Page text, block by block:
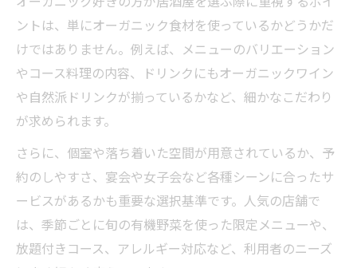
ントは、単にオーガニック食材を使っているかどうかだ
けではありません。例えば、メニューのバリエーション
やコース料理の内容、ドリンクにもオーガニックワイン
や自然派ドリンクが揃っているかなど、細かなこだわり
が求められます。
さらに、個室や落ち着いた空間が用意されているか、予
約のしやすさ、宴会や女子会など各種シーンに合ったサ
ービスがあるかも重要な選択基準です。人気の店舗で
は、季節ごとに旬の有機野菜を使った限定メニューや、
放題付きコース、アレルギー対応など、利用者のニーズ